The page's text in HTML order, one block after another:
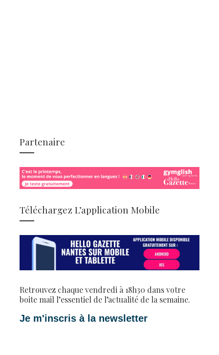
Partenaire
Téléchargez L’application Mobile
Retrouvez chaque vendredi à 18h30 dans votre
boite mail l’essentiel de l’actualité de la semaine.
Je m'inscris à la newsletter